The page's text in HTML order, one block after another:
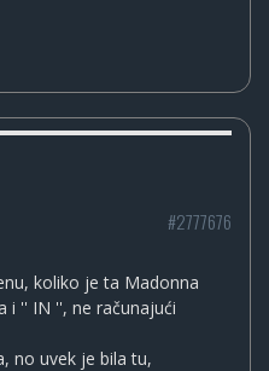
#2777676
koliko je ta Madonna
i '' IN '', ne računajući
no uvek je bila tu,